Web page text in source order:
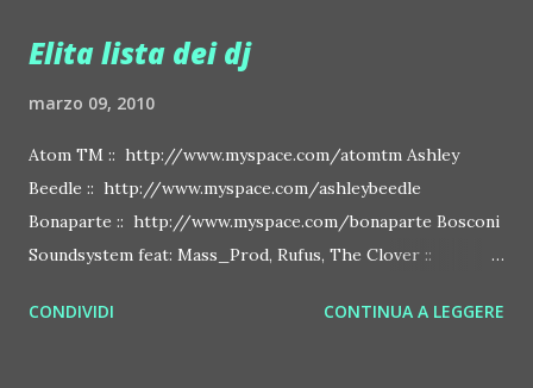
Elita lista dei dj
marzo 09, 2010
Atom TM :: http://www.myspace.com/atomtm Ashley
Beedle :: http://www.myspace.com/ashleybeedle
Bonaparte :: http://www.myspace.com/bonaparte Bosconi
Soundsystem feat: Mass_Prod, Rufus, The Clover ::
http://www.myspace.com/benderbyetone Chapelier Fou ::
CONDIVIDI CONTINUA A LEGGERE